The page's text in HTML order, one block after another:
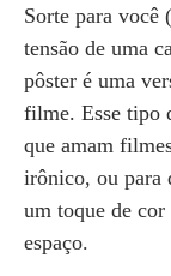
Sorte para você
tensão de uma
pôster é uma
filme. Esse tipo
que amam
irônico, ou para
um toque de
espaço.